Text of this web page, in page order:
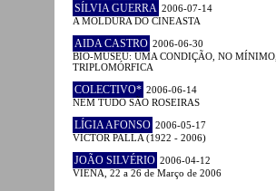
SÍLVIA GUERRA 2006-07-14
A MOLDURA DO CINEASTA
AIDA CASTRO 2006-06-30
BIO-MUSEU: UMA CONDIÇÃO, NO MÍNIMO,
TRIPLOMÓRFICA
COLECTIVO* 2006-06-14
NEM TUDO SÃO ROSEIRAS
LÍGIA AFONSO 2006-05-17
VICTOR PALLA (1922 - 2006)
JOÃO SILVÉRIO 2006-04-12
VIENA, 22 a 26 de Março de 2006